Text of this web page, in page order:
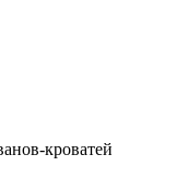
кроватей